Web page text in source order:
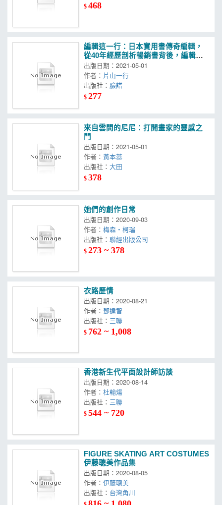
$468
編輯這一行：日本實用書傳奇編輯，
從40年經歷剖析暢銷書背後，編輯應
有的技藝、思維與靈魂
出版日期：2021-05-01
作者： 片山一行
出版社：
$277
來自雲間的尼尼：打開畫家的靈感之
門
出版日期：2021-05-01
作者：黃本蕊
出版社：
$378
她們的創作日常
出版日期：2020-09-03
作者：梅森‧柯瑞
出版社：
$273 ~ 378
衣路歷情
出版日期：2020-08-21
作者：鄧達智
出版社：
$ 762 ~ 1,008
香港新生代平面設計師訪談
出版日期：2020-08-14
作者：杜翰煬
出版社：
$544 ~ 720
FIGURE SKATING ART COSTUMES
伊藤聰美作品集
出版日期：2020-08-05
作者：伊藤聰美
出版社：